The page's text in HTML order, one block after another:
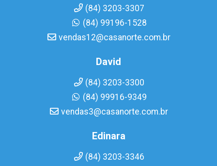
(84) 3203-3307
(84) 99196-1528
vendas12@casanorte.com.br
David
(84) 3203-3300
(84) 99916-9349
vendas3@casanorte.com.br
Edinara
(84) 3203-3346